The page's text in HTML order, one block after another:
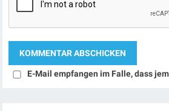
E-Mail empfangen im Falle, dass